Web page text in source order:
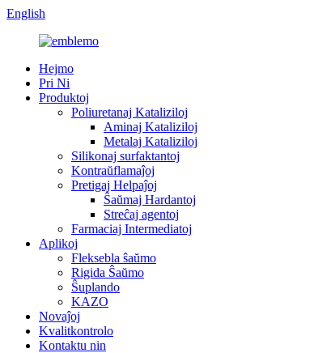
English
Hejmo
Pri Ni
Produktoj
Poliuretanaj Kataliziloj
Aminaj Kataliziloj
Metalaj Kataliziloj
Silikonaj surfaktantoj
Kontraŭflamaĵoj
Pretigaj Helpaĵoj
Ŝaŭmaj Hardantoj
Streĉaj agentoj
Farmaciaj Intermediatoj
Aplikoj
Fleksebla ŝaŭmo
Rigida Ŝaŭmo
Ŝuplando
KAZO
Novaĵoj
Kvalitkontrolo
Kontaktu nin